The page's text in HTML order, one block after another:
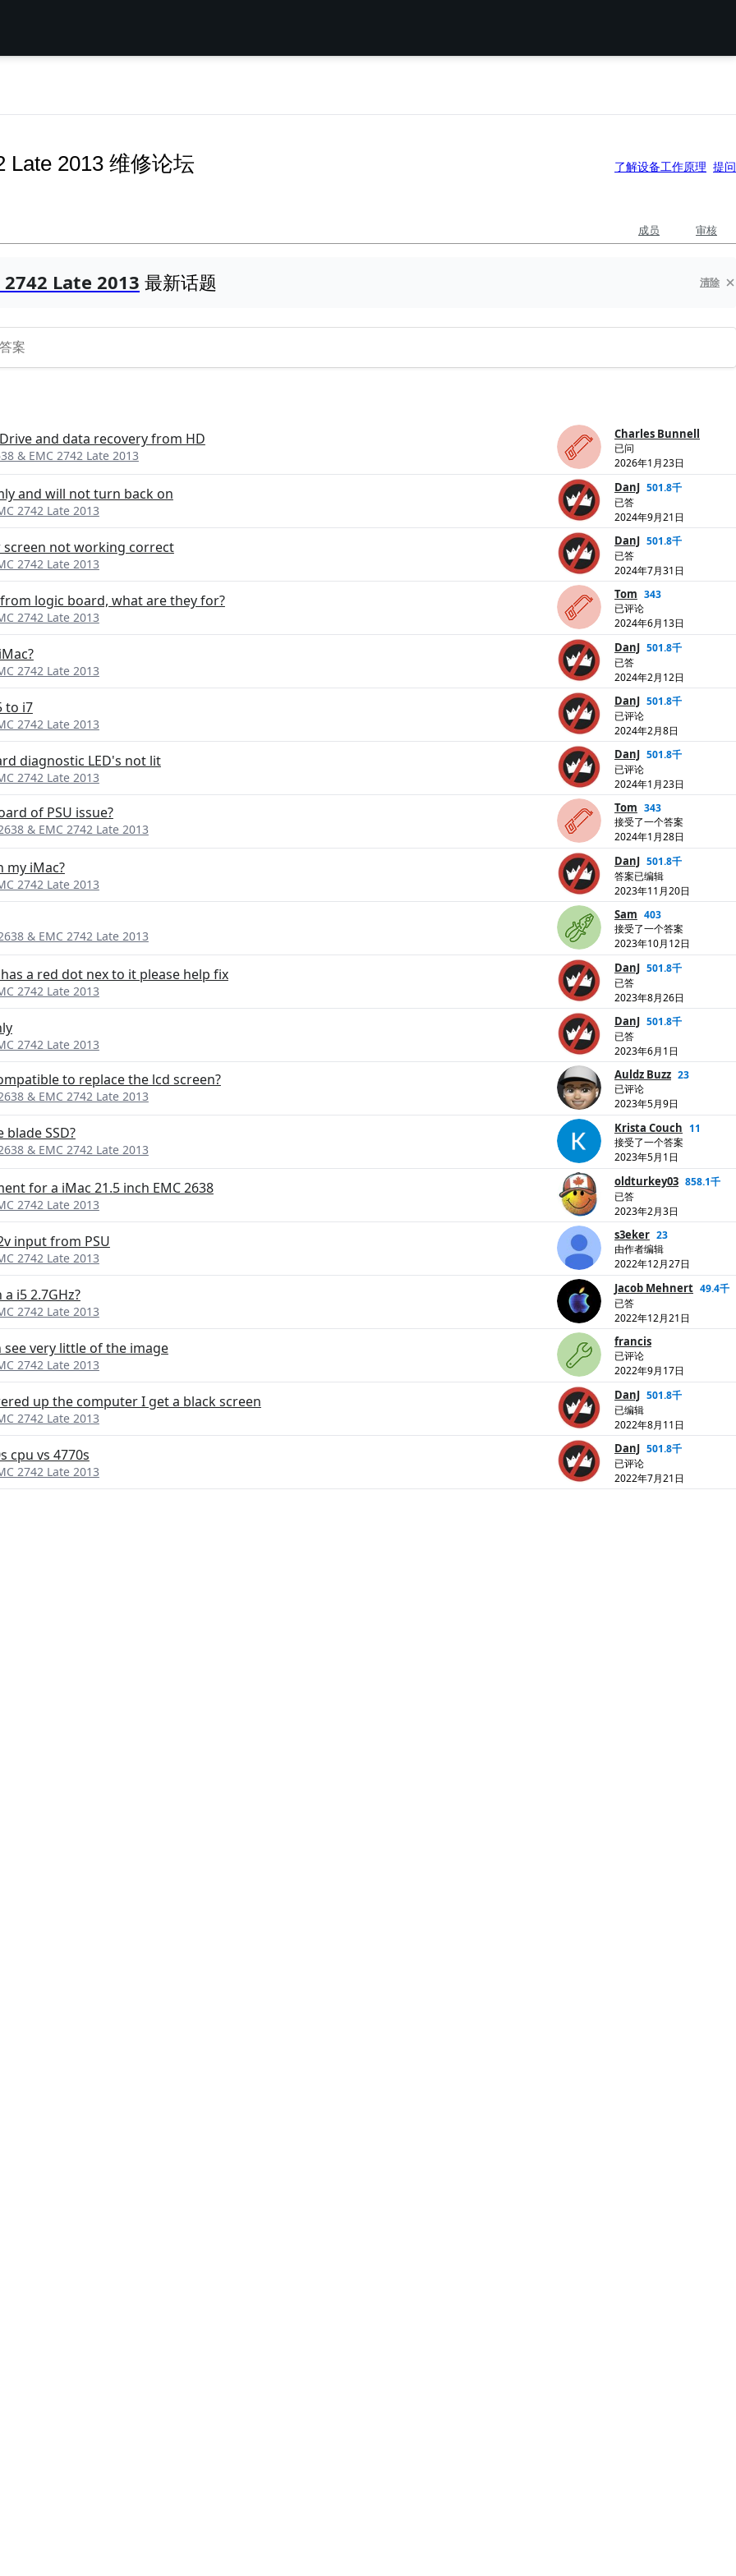
Late 2013 维修论坛 了解设备工作原理 提问
成员 审核
Late 2013 最新话题 清除
and data recovery from HD
& EMC 2742 Late 2013
Charles Bunnell
已问
2026年1月23日
and will not turn back on
2742 Late 2013
DanJ 501.8千
已答
2024年9月21日
screen not working correct
2742 Late 2013
DanJ 501.8千
已答
2024年7月31日
logic board, what are they for?
2742 Late 2013
Tom 343
已评论
2024年6月13日
2742 Late 2013
DanJ 501.8千
已答
2024年2月12日
to i7
2742 Late 2013
DanJ 501.8千
已评论
2024年2月8日
diagnostic LED's not lit
2742 Late 2013
DanJ 501.8千
已评论
2024年1月23日
of PSU issue?
& EMC 2742 Late 2013
Tom 343
接受了一个答案
2024年1月28日
my iMac?
2742 Late 2013
DanJ 501.8千
答案已编辑
2023年11月20日
& EMC 2742 Late 2013
Sam 403
接受了一个答案
2023年10月12日
a red dot nex to it please help fix
2742 Late 2013
DanJ 501.8千
已答
2023年8月26日
2742 Late 2013
DanJ 501.8千
已答
2023年6月1日
to replace the lcd screen?
& EMC 2742 Late 2013
Auldz Buzz 23
已评论
2023年5月9日
SSD?
& EMC 2742 Late 2013
Krista Couch 11
接受了一个答案
2023年5月1日
for a iMac 21.5 inch EMC 2638
2742 Late 2013
oldturkey03 858.1千
已答
2023年2月3日
input from PSU
2742 Late 2013
s3eker 23
由作者编辑
2022年12月27日
i5 2.7GHz?
2742 Late 2013
Jacob Mehnert 49.4千
已答
2022年12月21日
very little of the image
2742 Late 2013
francis
已评论
2022年9月17日
up the computer I get a black screen
2742 Late 2013
DanJ 501.8千
已编辑
2022年8月11日
cpu vs 4770s
2742 Late 2013
DanJ 501.8千
已评论
2022年7月21日